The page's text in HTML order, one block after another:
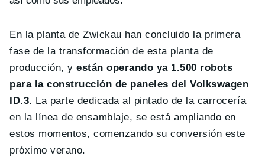
En la planta de Zwickau han concluido la primera
fase de la transformación de esta planta de
producción, yestán operando ya 1.500 robots
para la construcción de paneles del Volkswagen
ID.3. La parte dedicada al pintado de la carrocería
en la línea de ensamblaje, se está ampliando en
estos momentos, comenzando su conversión este
próximo verano.